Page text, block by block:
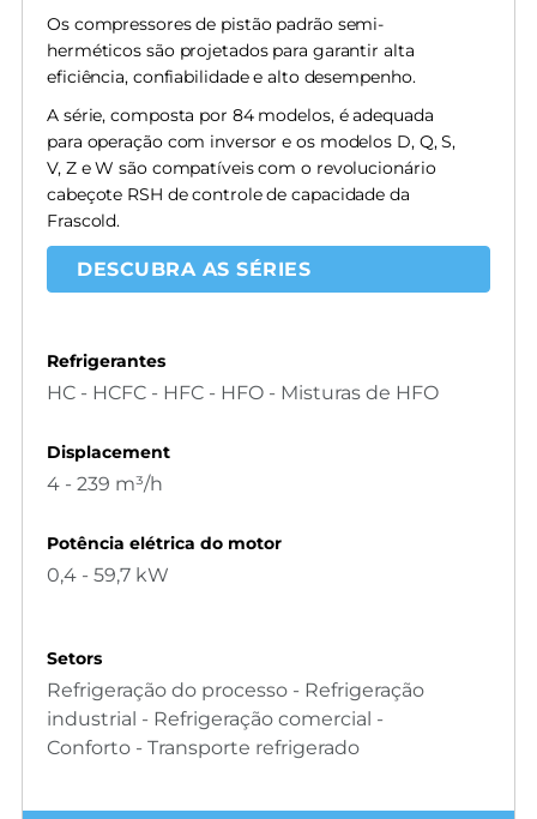
Os compressores de pistão padrão semi-
herméticos são projetados para garantir alta
eficiência, confiabilidade e alto desempenho.
A série, composta por 84 modelos, é adequada
para operação com inversor e os modelos D, Q, S,
V, Z e W são compatíveis com o revolucionário
cabeçote RSH de controle de capacidade da
Frascold.
DESCUBRA AS SÉRIES
Refrigerantes
HC - HCFC - HFC - HFO - Misturas de HFO
Displacement
4 - 239 m³/h
Potência elétrica do motor
0,4 - 59,7 kW
Setors
Refrigeração do processo - Refrigeração
industrial - Refrigeração comercial -
Conforto - Transporte refrigerado